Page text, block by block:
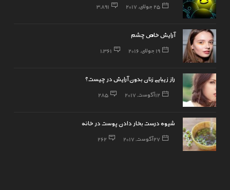
25 جولای, 2017 3,891
آرایش خاص چشم
19 جولای, 2016 1,361
راز زیبایی زنان بدون آرایش در چیست؟
12 آگوست, 2017 285
شیوه درست بخار دادن پوست در خانه
27 آگوست, 2017 262